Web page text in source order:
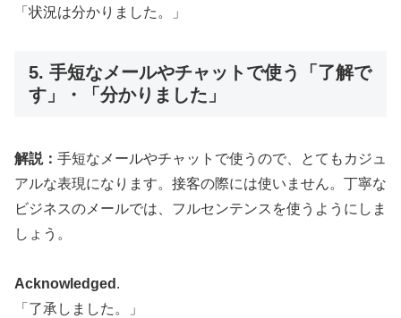
「状況は分かりました。」
5. 手短なメールやチャットで使う「了解で
す」・「分かりました」
解説： 手短なメールやチャットで使うので、とてもカジュ
アルな表現になります。接客の際には使いません。丁寧な
ビジネスのメールでは、フルセンテンスを使うようにしま
しょう。
Acknowledged .
「了承しました。」